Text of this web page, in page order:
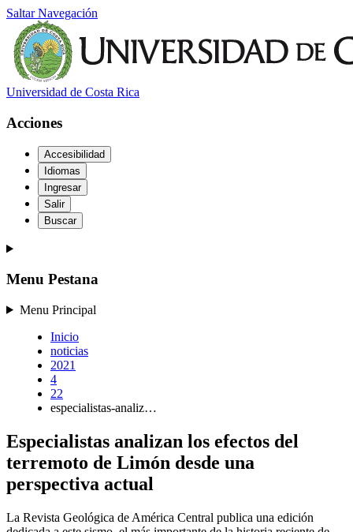
Saltar Navegación
Universidad de Costa Rica
Acciones
Accesibilidad
Idiomas
Ingresar
Salir
Buscar
Menu Pestana
Menu Principal
Inicio
noticias
2021
4
22
especialistas-analiz…
Especialistas analizan los efectos del
terremoto de Limón desde una
perspectiva actual
La Revista Geológica de América Central publica una edición